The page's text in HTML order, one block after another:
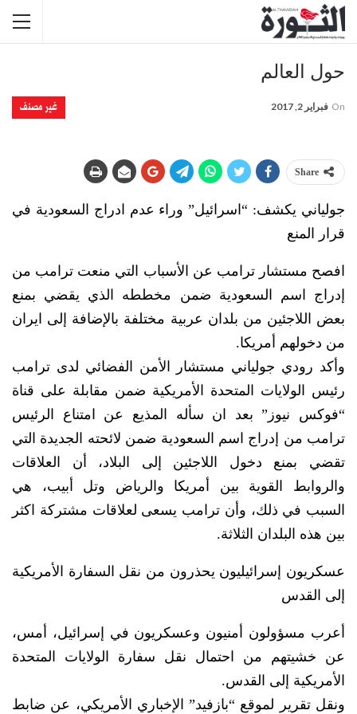
حول العالم
غير مصنف On فبراير 2, 2017
Share
جولياني يكشف: “اسرائيل” وراء عدم ادراج السعودية في
قرار المنع
افصح مستشار ترامب عن الأسباب التي منعت ترامب من
إدراج اسم السعودية ضمن مخططه الذي يقضي بمنع
بعض اللاجئين من بلدان عربية مختلفة بالإضافة إلى ايران
من دخولهم أمريكا.
وأكد رودي جولياني مستشار الأمن الفضائي لدى ترامب
رئيس الولايات المتحدة الأمريكية ضمن مقابلة على قناة
“فوكس نيوز” بعد ان سأله المذيع عن امتناع الرئيس
ترامب من إدراج اسم السعودية ضمن لائحته الجديدة التي
تقضي بمنع دخول اللاجئين إلى البلاد، أن العلاقات
والروابط القوية بين أمريكا والرياض وتل أبيب، هي
السبب في ذلك، وأن ترامب يسعى لعلاقات مشتركة اكثر
بين هذه البلدان الثلاثة.
عسكريون إسرائيليون يحذرون من نقل السفارة الأمريكية
إلى القدس
أعرب مسؤولون أمنيون وعسكريون في إسرائيل، أمس،
عن خشيتهم من احتمال نقل سفارة الولايات المتحدة
الأمريكية إلى القدس.
ونقل تقرير لموقع “بازفيد” الإخباري الأمريكي، عن ضابط